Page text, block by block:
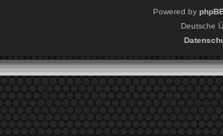
Powered by
Deutsche